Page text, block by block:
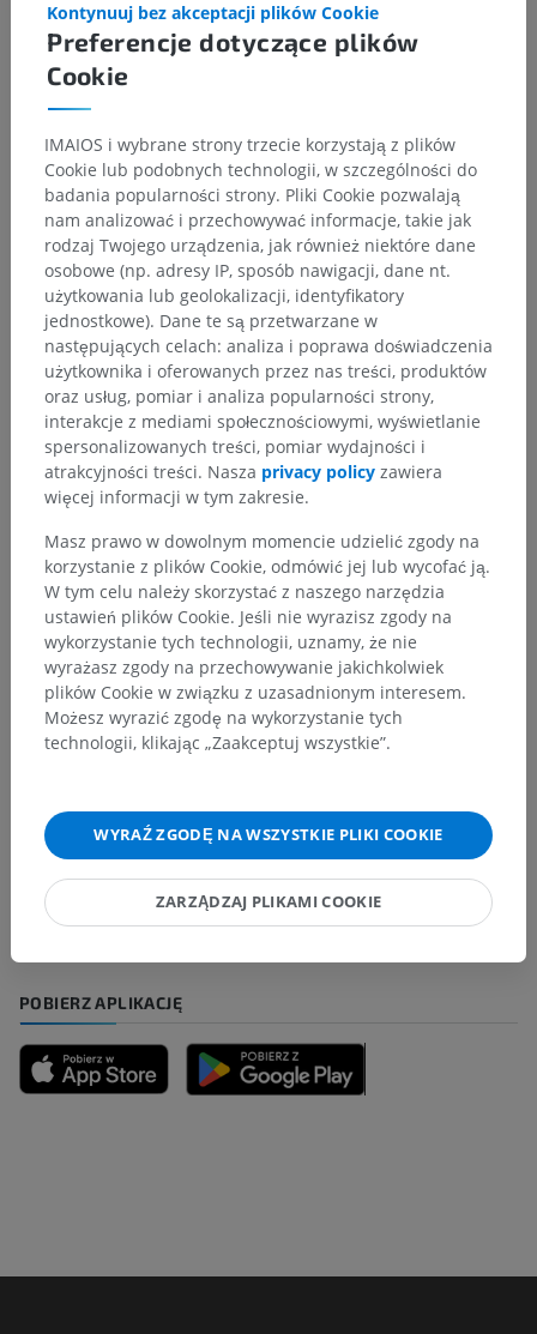
Hierarchia anatomiczna
Anatomia człowieka 1
Anatomia układu kostnego> Układ nerwowy>
Centralny system nerwowy> Mózg>
Przodomózgowie> Międzymózgowie > Wzgórze>
Substancja szara wzgórza>
Jądro śródblaszkowe wzgórza > Jądro przypęczkowe
Powiązane struktury: Nie istnieją struktury powiązane
z tą częścią ciała
Neuroanatomia człowieka
Porównawcza anatomia zwierząt
Tłumaczenia
Zachęcamy do przesyłania sugestii poprawek,
tłumaczeń lub innych treści, które przełożą się na
lepszą jakość materiałów.
Zgłoś problem
POBIERZ APLIKACJĘ
Preferencje dotyczące plików
Cookie
Kontynuuj bez akceptacji plików Cookie
IMAIOS i wybrane strony trzecie korzystają z plików
Cookie lub podobnych technologii, w szczególności do
badania popularności strony. Pliki Cookie pozwalają
nam analizować i przechowywać informacje, takie jak
rodzaj Twojego urządzenia, jak również niektóre dane
osobowe (np. adresy IP, sposób nawigacji, dane nt.
użytkowania lub geolokalizacji, identyfikatory
jednostkowe). Dane te są przetwarzane w
następujących celach: analiza i poprawa doświadczenia
użytkownika i oferowanych przez nas treści, produktów
oraz usług, pomiar i analiza popularności strony,
interakcje z mediami społecznościowymi, wyświetlanie
spersonalizowanych treści, pomiar wydajności i
atrakcyjności treści. Nasza privacy policy zawiera
więcej informacji w tym zakresie.
Masz prawo w dowolnym momencie udzielić zgody na
korzystanie z plików Cookie, odmówić jej lub wycofać ją.
W tym celu należy skorzystać z naszego narzędzia
ustawień plików Cookie. Jeśli nie wyrazisz zgody na
wykorzystanie tych technologii, uznamy, że nie
wyrażasz zgody na przechowywanie jakichkolwiek
plików Cookie w związku z uzasadnionym interesem.
Możesz wyrazić zgodę na wykorzystanie tych
technologii, klikając „Zaakceptuj wszystkie”.
WYRAŹ ZGODĘ NA WSZYSTKIE PLIKI COOKIE
ZARZĄDZAJ PLIKAMI COOKIE